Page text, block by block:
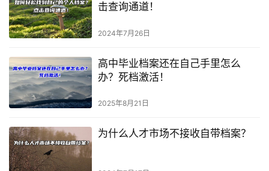
击查询通道！
2024年7月26日
高中毕业档案还在自己手里怎么
办？死档激活！
2025年8月21日
为什么人才市场不接收自带档案？